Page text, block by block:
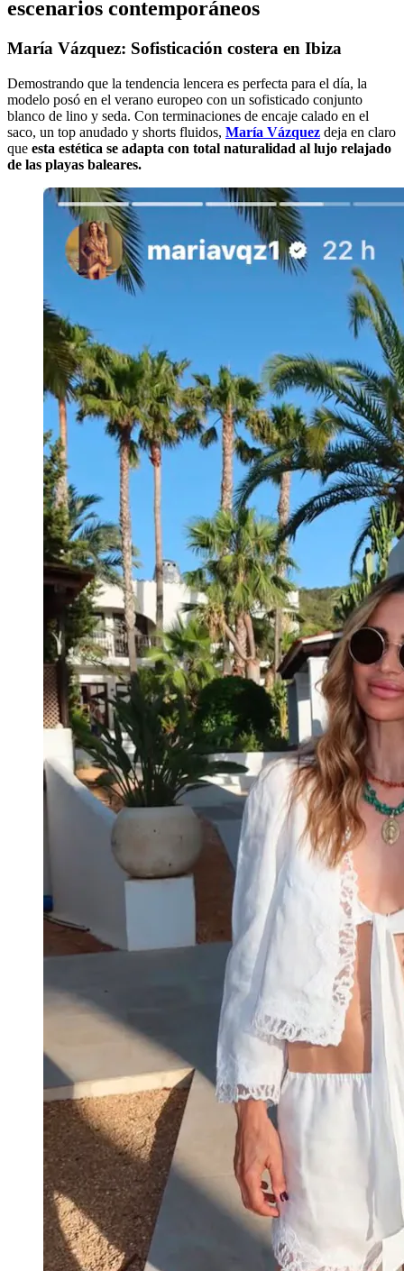
escenarios contemporáneos
María Vázquez: Sofisticación costera en Ibiza
Demostrando que la tendencia lencera es perfecta para el día, la
modelo posó en el verano europeo con un sofisticado conjunto
blanco de lino y seda. Con terminaciones de encaje calado en el
saco, un top anudado y shorts fluidos, María Vázquez deja en claro
que esta estética se adapta con total naturalidad al lujo relajado
de las playas baleares.